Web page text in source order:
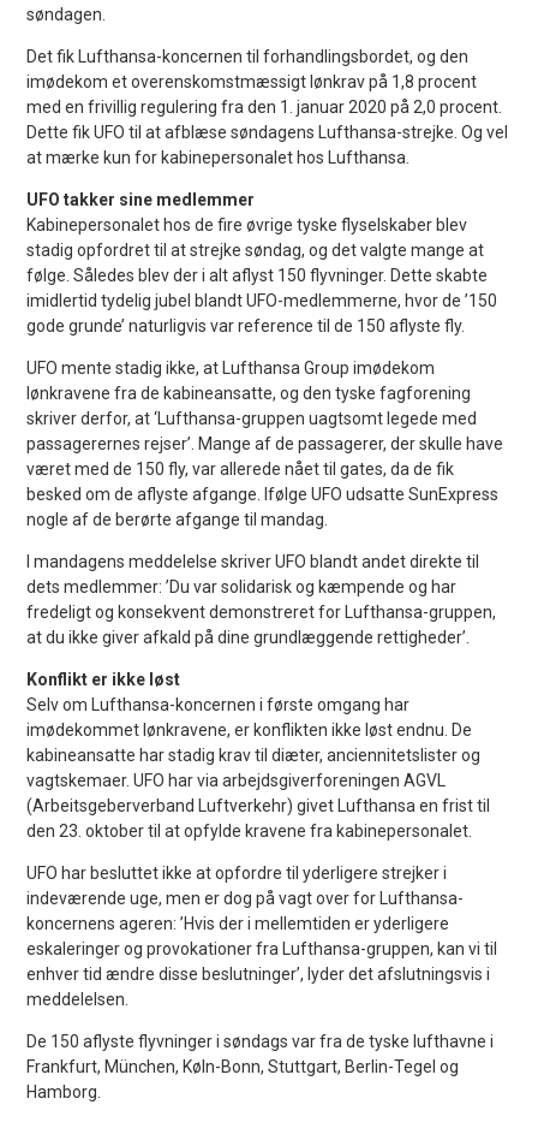
søndagen.
Det fik Lufthansa-koncernen til forhandlingsbordet, og den
imødekom et overenskomstmæssigt lønkrav på 1,8 procent
med en frivillig regulering fra den 1. januar 2020 på 2,0 procent.
Dette fik UFO til at afblæse søndagens Lufthansa-strejke. Og vel
at mærke kun for kabinepersonalet hos Lufthansa.
UFO takker sine medlemmer
Kabinepersonalet hos de fire øvrige tyske flyselskaber blev
stadig opfordret til at strejke søndag, og det valgte mange at
følge. Således blev der i alt aflyst 150 flyvninger. Dette skabte
imidlertid tydelig jubel blandt UFO-medlemmerne, hvor de ’150
gode grunde’ naturligvis var reference til de 150 aflyste fly.
UFO mente stadig ikke, at Lufthansa Group imødekom
lønkravene fra de kabineansatte, og den tyske fagforening
skriver derfor, at ‘Lufthansa-gruppen uagtsomt legede med
passagerernes rejser’. Mange af de passagerer, der skulle have
været med de 150 fly, var allerede nået til gates, da de fik
besked om de aflyste afgange. Ifølge UFO udsatte SunExpress
nogle af de berørte afgange til mandag.
I mandagens meddelelse skriver UFO blandt andet direkte til
dets medlemmer: ’Du var solidarisk og kæmpende og har
fredeligt og konsekvent demonstreret for Lufthansa-gruppen,
at du ikke giver afkald på dine grundlæggende rettigheder’.
Konflikt er ikke løst
Selv om Lufthansa-koncernen i første omgang har
imødekommet lønkravene, er konflikten ikke løst endnu. De
kabineansatte har stadig krav til diæter, anciennitetslister og
vagtskemaer. UFO har via arbejdsgiverforeningen AGVL
(Arbeitsgeberverband Luftverkehr) givet Lufthansa en frist til
den 23. oktober til at opfylde kravene fra kabinepersonalet.
UFO har besluttet ikke at opfordre til yderligere strejker i
indeværende uge, men er dog på vagt over for Lufthansa-
koncernens ageren: ’Hvis der i mellemtiden er yderligere
eskaleringer og provokationer fra Lufthansa-gruppen, kan vi til
enhver tid ændre disse beslutninger’, lyder det afslutningsvis i
meddelelsen.
De 150 aflyste flyvninger i søndags var fra de tyske lufthavne i
Frankfurt, München, Køln-Bonn, Stuttgart, Berlin-Tegel og
Hamborg.